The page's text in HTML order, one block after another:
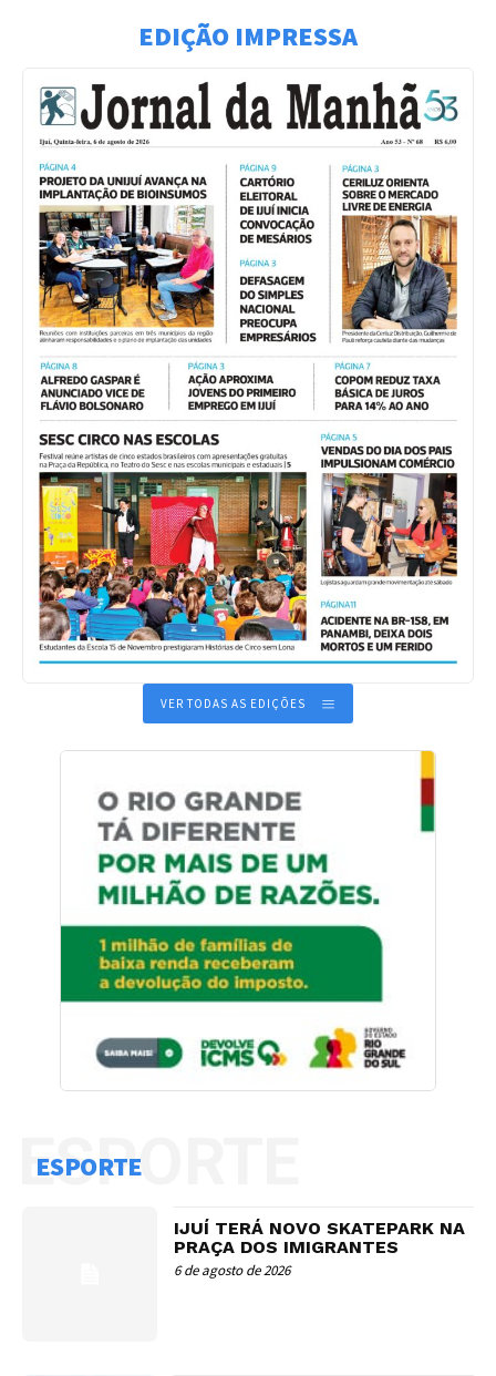
EDIÇÃO IMPRESSA
VER TODAS AS EDIÇÕES
ESPORTE
ESPORTE
IJUÍ TERÁ NOVO SKATEPARK NA
PRAÇA DOS IMIGRANTES
6 de agosto de 2026